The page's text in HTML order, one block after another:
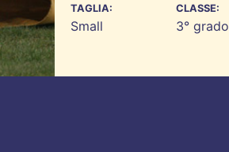
TAGLIA:
Small
CLASSE:
3° grado